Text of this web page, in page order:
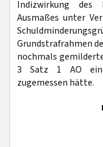
Indizwirkung des
Ausmaßes unter
Grundstrafrahmen
nochmals
3 Satz 1 AO
zugemessen hätte.